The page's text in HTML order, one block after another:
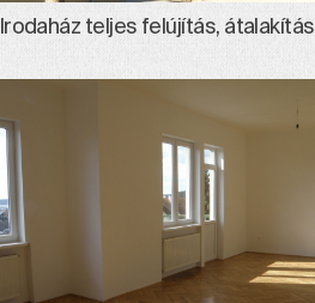
Irodaház teljes felújítás, átalakítás